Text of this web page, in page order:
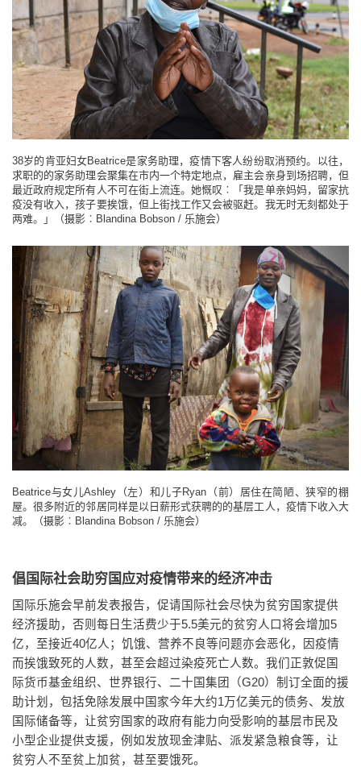
38岁的肯亚妇女Beatrice是家务助理，疫情下客人纷纷取消预约。以往，
求职的的家务助理会聚集在市内一个特定地点，雇主会亲身到场招聘，但
最近政府规定所有人不可在街上流连。她慨叹︰「我是单亲妈妈，留家抗
疫没有收入，孩子要挨饿，但上街找工作又会被驱赶。我无时无刻都处于
两难。」（摄影︰Blandina Bobson / 乐施会）
Beatrice与女儿Ashley（左）和儿子Ryan（前）居住在简陋、狭窄的棚
屋。很多附近的邻居同样是以日薪形式获聘的的基层工人，疫情下收入大
减。（摄影︰Blandina Bobson / 乐施会）
倡国际社会助穷国应对疫情带来的经济冲击
国际乐施会早前发表报告，促请国际社会尽快为贫穷国家提供
经济援助，否则每日生活费少于5.5美元的贫穷人口将会增加5
亿，至接近40亿人；饥饿、营养不良等问题亦会恶化，因疫情
而挨饿致死的人数，甚至会超过染疫死亡人数。我们正敦促国
际货币基金组织、世界银行、二十国集团（G20）制订全面的援
助计划，包括免除发展中国家今年大约1万亿美元的债务、发放
国际储备等，让贫穷国家的政府有能力向受影响的基层市民及
小型企业提供支援，例如发放现金津贴、派发紧急粮食等，让
贫穷人不至贫上加贫，甚至要饿死。